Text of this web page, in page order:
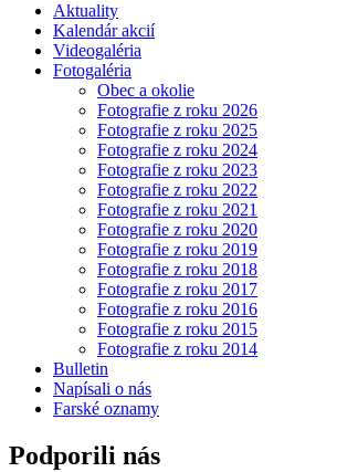
Aktuality
Kalendár akcií
Videogaléria
Fotogaléria
Obec a okolie
Fotografie z roku 2026
Fotografie z roku 2025
Fotografie z roku 2024
Fotografie z roku 2023
Fotografie z roku 2022
Fotografie z roku 2021
Fotografie z roku 2020
Fotografie z roku 2019
Fotografie z roku 2018
Fotografie z roku 2017
Fotografie z roku 2016
Fotografie z roku 2015
Fotografie z roku 2014
Bulletin
Napísali o nás
Farské oznamy
Podporili nás